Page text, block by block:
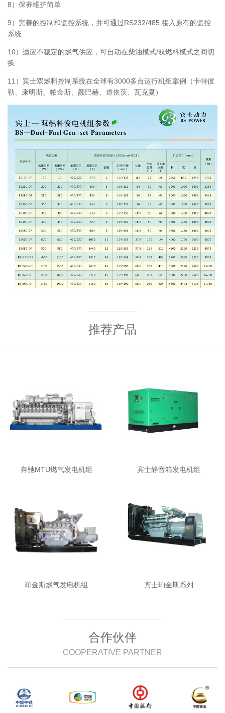
8）保养维护简单
9）完善的控制和监控系统，并可通过RS232/485 接入原有的监控
系统
10）适应不稳定的燃气供应，可自动在柴油模式/双燃料模式之间切
换
11）宾士双燃料控制系统在全球有3000多台运行机组案例（卡特彼
勒、康明斯、帕金斯、颜巴赫、道依茨、瓦克夏）
推荐产品
奔驰MTU燃气发电机组 宾士静音箱发电机组
珀金斯燃气发电机组 宾士珀金斯系列
合作伙伴
COOPERATIVE PARTNER